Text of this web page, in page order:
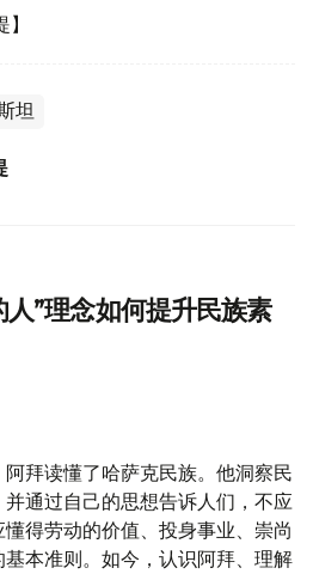
坦
人”理念如何提升民族素
阿拜读懂了哈萨克民族。他洞察民
通过自己的思想告诉人们，不应
得劳动的价值、投身事业、崇尚
本准则。如今，认识阿拜、理解